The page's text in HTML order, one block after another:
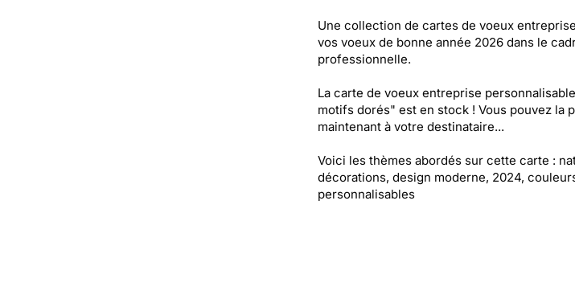
Une collection de cartes de voeux
vos voeux de bonne année 2026 dans le
professionnelle.
La carte de voeux entreprise
motifs dorés" est en stock ! Vous pouvez la
maintenant à votre destinataire...
Voici les thèmes abordés sur cette carte :
décorations, design moderne, 2024,
personnalisables